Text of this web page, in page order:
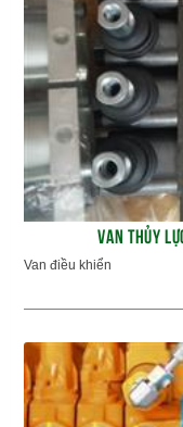
VAN THỦY
Van điều khiển